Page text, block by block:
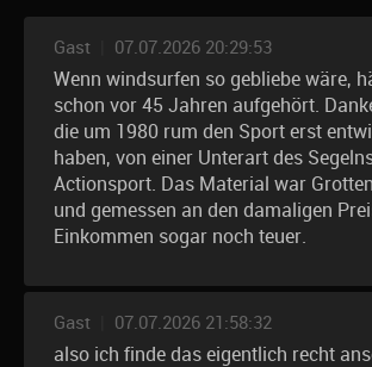
Gast 07.07.2026 20:29:53
Wenn windsurfen so gebliebe wäre,
schon vor 45 Jahren aufgehört.
die um 1980 rum den Sport erst
haben, von einer Unterart des
Actionsport. Das Material war
und gemessen an den damaligen
Einkommen sogar noch teuer.
Gast 07.07.2026 21:58:32
also ich finde das eigentlich recht